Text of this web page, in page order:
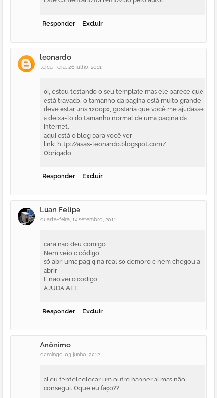
Responder Excluir
leonardo
terça-feira, 26 julho, 2011
oi, estou testando o seu template mas ele parece que
está travado, o tamanho da pagina está muito grande
deve estar uns 1200px, gostaria que você me ajudasse
a deixa-lo do tamanho normal de uma pagina da
internet.
aqui está o blog para você ver
link: http://asas-leonardo.blogspot.com/
Obrigado
Responder Excluir
Luan Felipe
quarta-feira, 14 setembro, 2011
cara não deu comigo
Nem veio o código
só abri uma pag q na real só demoro e nem chegou a
abrir
E não vei o código
AJUDA AEE
Responder Excluir
Anônimo
domingo, 03 junho, 2012
ai eu tentei colocar um outro banner ai mas não
consegui. Oque eu faço??